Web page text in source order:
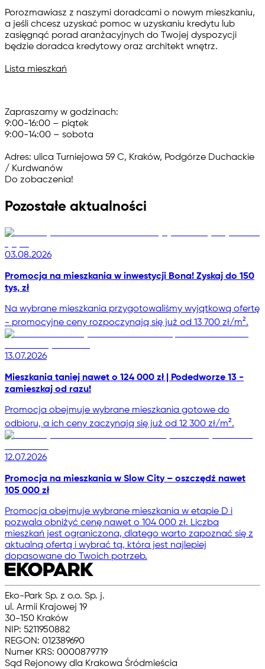
Porozmawiasz z naszymi doradcami o nowym mieszkaniu,
a jeśli chcesz uzyskać pomoc w uzyskaniu kredytu lub
zasięgnąć porad aranżacyjnych do Twojej dyspozycji
będzie doradca kredytowy oraz architekt wnętrz.
Lista mieszkań
Zapraszamy w godzinach:
9:00-16:00 – piątek
9:00-14:00 – sobota
Adres: ulica Turniejowa 59 C, Kraków, Podgórze Duchackie
/ Kurdwanów
Do zobaczenia!
Pozostałe aktualności
03.08.2026
Promocja na mieszkania w inwestycji Bona! Zyskaj do 150
tys, zł
Na wybrane mieszkania przygotowaliśmy wyjątkową ofertę
- promocyjne ceny rozpoczynają się już od 13 700 zł/m².
13.07.2026
Mieszkania taniej nawet o 124 000 zł | Podedworze 13 -
zamieszkaj od razu!
Promocja obejmuje wybrane mieszkania gotowe do
odbioru, a ich ceny zaczynają się już od 12 300 zł/m².
12.07.2026
Promocja na mieszkania w Slow City – oszczędź nawet
105 000 zł
Promocja obejmuje wybrane mieszkania w etapie D i
pozwala obniżyć cenę nawet o 104 000 zł. Liczba
mieszkań jest ograniczona, dlatego warto zapoznać się z
aktualną ofertą i wybrać tą, która jest najlepiej
dopasowane do Twoich potrzeb.
Eko-Park Sp. z o.o. Sp. j.
ul. Armii Krajowej 19
30-150 Kraków
NIP: 5211950882
REGON: 012389690
Numer KRS: 0000879719
Sąd Rejonowy dla Krakowa Śródmieścia